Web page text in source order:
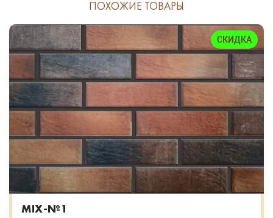
ПОХОЖИЕ ТОВАРЫ
СКИДКА
MIX-№1